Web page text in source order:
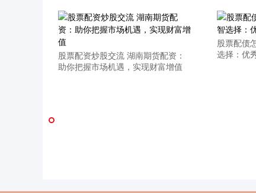
股票配资炒股交流 湖南期货配资：
助你把握市场机遇，实现财富增值
股票配债
选择：优